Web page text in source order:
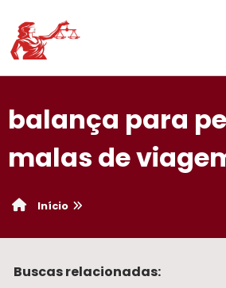
balança para
malas de
Início
Buscas relacionadas: